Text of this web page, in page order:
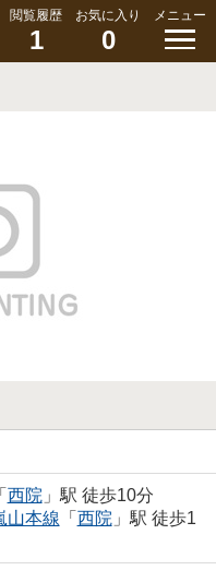
閲覧履歴
1
お気に入り
0
メニュー
「 西院 」駅 徒歩10分
山本線 「 西院 」駅 徒歩1